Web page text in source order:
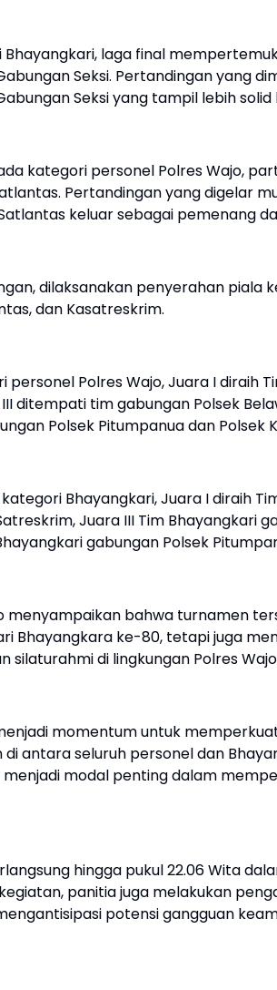
Bhayangkari, laga final
Seksi. Pertandingan yang
Seksi yang tampil lebih
kategori personel Polres Wajo,
Pertandingan yang digelar
keluar sebagai pemenang
dilaksanakan penyerahan piala
dan Kasatreskrim.
personel Polres Wajo, Juara I diraih
III ditempati tim gabungan Polsek
Polsek Pitumpanua dan Polsek
Bhayangkari, Juara I diraih
Juara III Tim Bhayangkari
gabungan Polsek
menyampaikan bahwa turnamen
Bhayangkara ke-80, tetapi juga
silaturahmi di lingkungan Polres
momentum untuk
antara seluruh personel dan
modal penting dalam
hingga pukul 22.06 Wita
panitia juga melakukan
potensi gangguan